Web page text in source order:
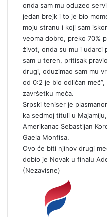
onda sam mu oduzeo
jedan brejk i to je bio
moju stranu i koji sam
veoma dobro, preko 70%
život, onda su mu i udarci
sam u teren, pritisak
drugi, oduzimao sam mu
od 0:2 je bio odličan
završetku meča.
Srpski teniser je
ka sedmoj tituli u
Amerikanac Sebastijan
Gaela Monfisa.
Ovo će biti njihov drugi
dobio je Novak u finalu
(Nezavisne)